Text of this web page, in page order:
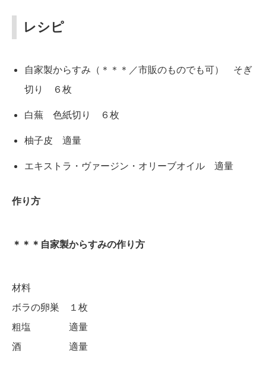
レシピ
自家製からすみ（＊＊＊／市販のものでも可） そぎ
切り ６枚
白蕪 色紙切り ６枚
柚子皮 適量
エキストラ・ヴァージン・オリーブオイル 適量
作り方
＊＊＊自家製からすみの作り方
材料
ボラの卵巣 １枚
粗塩 適量
酒 適量